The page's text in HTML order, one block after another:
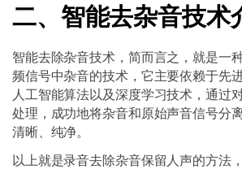
二、智能去杂音技术
智能去除杂音技术，简而言之，就是一
频信号中杂音的技术，它主要依赖于先
人工智能算法以及深度学习技术，通过
处理，成功地将杂音和原始声音信号分
清晰、纯净。
以上就是录音去除杂音保留人声的方法